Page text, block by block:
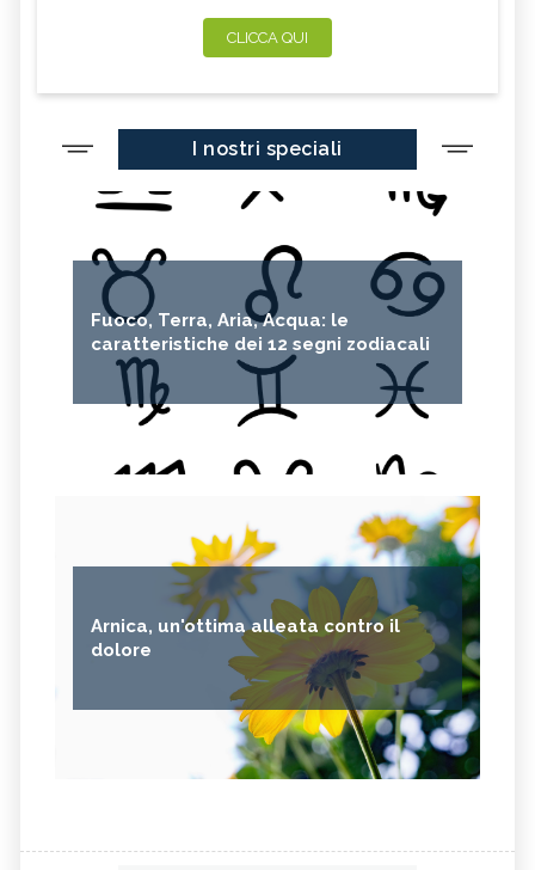
CLICCA QUI
I nostri speciali
Fuoco, Terra, Aria, Acqua: le
caratteristiche dei 12 segni zodiacali
Arnica, un'ottima alleata contro il
dolore